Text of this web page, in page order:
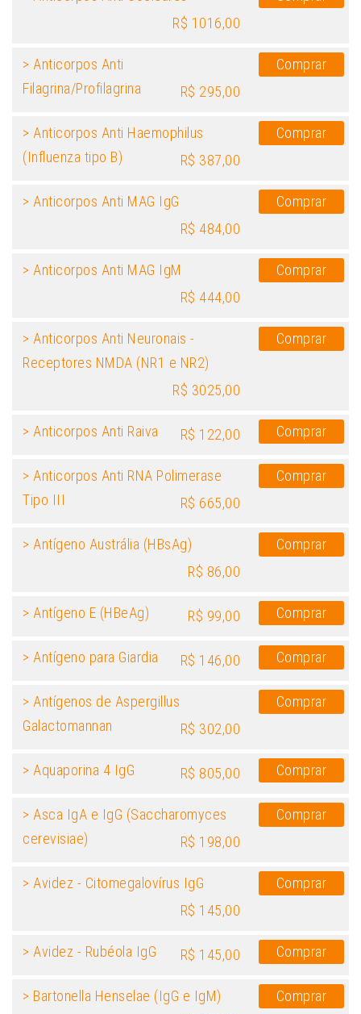
R$ 1016,00
> Anticorpos Anti
Filagrina/Profilagrina
R$ 295,00
Comprar
> Anticorpos Anti Haemophilus
(Influenza tipo B)
R$ 387,00
Comprar
> Anticorpos Anti MAG IgG
R$ 484,00
Comprar
> Anticorpos Anti MAG IgM
R$ 444,00
Comprar
> Anticorpos Anti Neuronais -
Receptores NMDA (NR1 e NR2)
R$ 3025,00
Comprar
> Anticorpos Anti Raiva R$ 122,00 Comprar
> Anticorpos Anti RNA Polimerase
Tipo III
R$ 665,00
Comprar
> Antígeno Austrália (HBsAg)
R$ 86,00
Comprar
> Antígeno E (HBeAg) R$ 99,00 Comprar
> Antígeno para Giardia R$ 146,00 Comprar
> Antígenos de Aspergillus
Galactomannan
R$ 302,00
Comprar
> Aquaporina 4 IgG R$ 805,00 Comprar
> Asca IgA e IgG (Saccharomyces
cerevisiae)
R$ 198,00
Comprar
> Avidez - Citomegalovírus IgG
R$ 145,00
Comprar
> Avidez - Rubéola IgG R$ 145,00 Comprar
> Bartonella Henselae (IgG e IgM)
Comprar